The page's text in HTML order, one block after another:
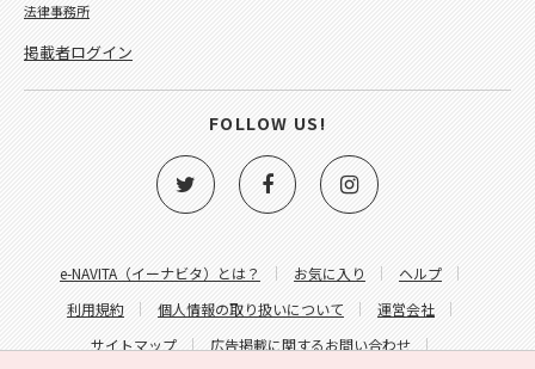
e-NAVITA（イーナビタ）とは？ お気に入り
ヘルプ
利用規約
個人情報の取り扱いについて
運営会社
サイトマップ
広告掲載に関するお問い合わせ
法律事務所
掲載者ログイン
FOLLOW US!